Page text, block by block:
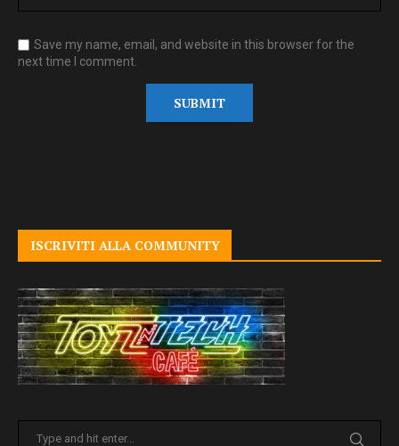
Save my name, email, and website in this browser for the
next time I comment.
ISCRIVITI ALLA COMMUNITY